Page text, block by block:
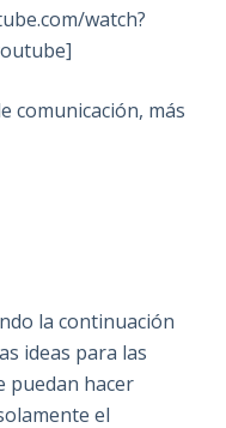
watch?
comunicación, más
la continuación
ideas para las
puedan hacer
el